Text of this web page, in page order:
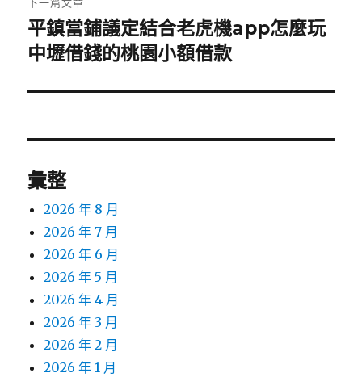
下
一
文
平鎮當鋪議定結合老虎機app怎麼玩
中壢借錢的桃園小額借款
彙整
2026 年 8 月
2026 年 7 月
2026 年 6 月
2026 年 5 月
2026 年 4 月
2026 年 3 月
2026 年 2 月
2026 年 1 月